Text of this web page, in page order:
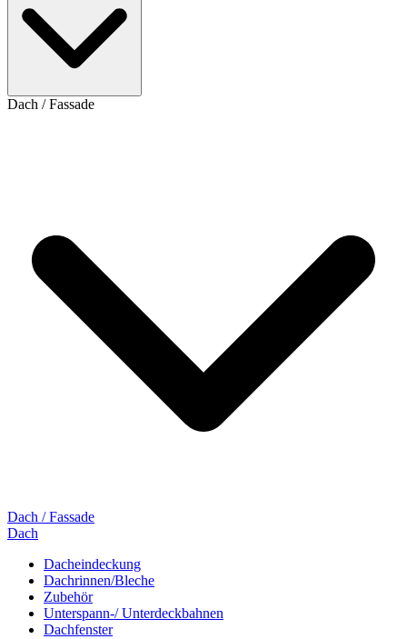
Dach / Fassade
Dach / Fassade
Dach
Dacheindeckung
Dachrinnen/Bleche
Zubehör
Unterspann-/ Unterdeckbahnen
Dachfenster